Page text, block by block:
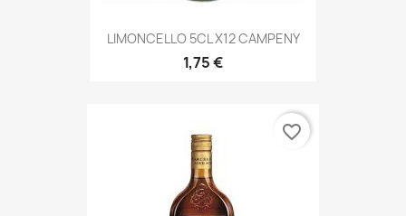
LIMONCELLO 5CL X12 CAMPENY
1,75 €
favorite_border